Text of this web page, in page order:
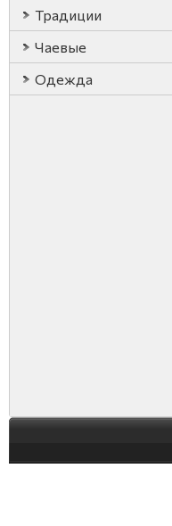
Традиции
Чаевые
Одежда